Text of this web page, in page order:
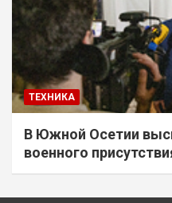
ТЕХНИКА
В Южной Осетии
военного